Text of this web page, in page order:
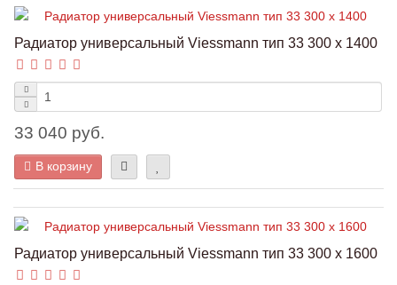
Радиатор универсальный Viessmann тип 33 300 x 1400
33 040 руб.
В корзину
Радиатор универсальный Viessmann тип 33 300 x 1600